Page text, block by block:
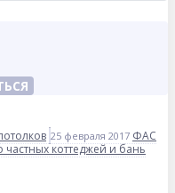
25 февраля 2017 ФАС
коттеджей и бань